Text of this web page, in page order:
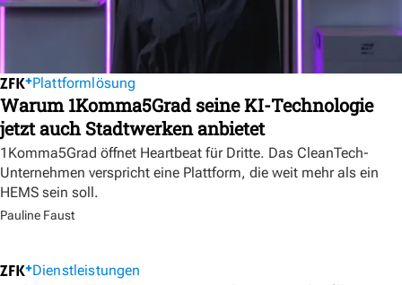
Plattformlösung
Warum 1Komma5Grad seine KI-Technologie
jetzt auch Stadtwerken anbietet
1Komma5Grad öffnet Heartbeat für Dritte. Das CleanTech-
Unternehmen verspricht eine Plattform, die weit mehr als ein
HEMS sein soll.
Pauline Faust
Dienstleistungen